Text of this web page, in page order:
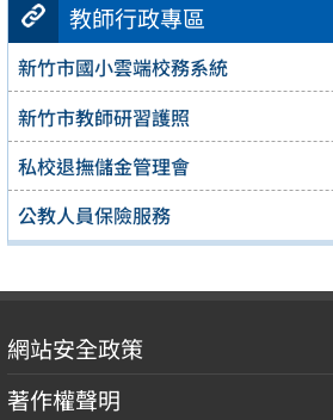
教師行政專區
新竹市國小雲端校務系統
新竹市教師研習護照
私校退撫儲金管理會
公教人員保險服務
網站安全政策
著作權聲明